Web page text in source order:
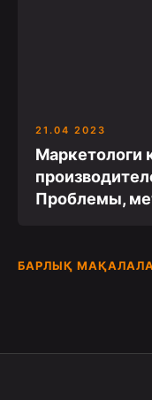
21.04 2023
Маркетологи
Проблемы,
БАРЛЫҚ